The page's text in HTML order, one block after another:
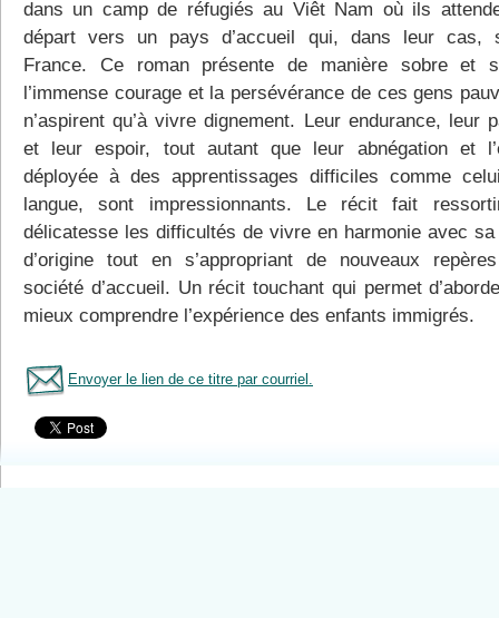
dans un camp de réfugiés au Viêt Nam où ils
départ vers un pays d’accueil qui, dans leur cas,
France. Ce roman présente de manière sobre et
l’immense courage et la persévérance de ces gens
n’aspirent qu’à vivre dignement. Leur endurance, leur
et leur espoir, tout autant que leur abnégation et
déployée à des apprentissages difficiles comme
langue, sont impressionnants. Le récit fait
délicatesse les difficultés de vivre en harmonie avec
d’origine tout en s’appropriant de nouveaux
société d’accueil. Un récit touchant qui permet
mieux comprendre l’expérience des enfants immigrés.
Envoyer le lien de ce titre par courriel.